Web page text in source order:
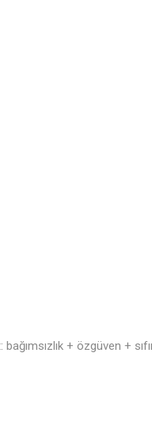
bağımsızlık + özgüven +